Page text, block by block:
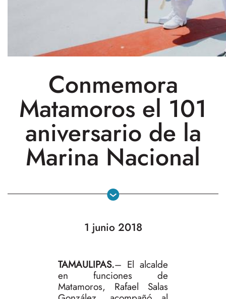
Conmemora
Matamoros el 101
aniversario de la
Marina Nacional
1 junio 2018
TAMAULIPAS.– El alcalde
en funciones de
Matamoros, Rafael Salas